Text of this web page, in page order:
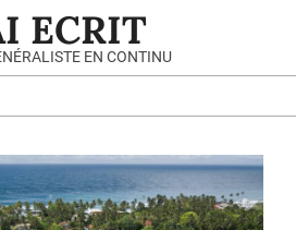
ECRIT
EN CONTINU